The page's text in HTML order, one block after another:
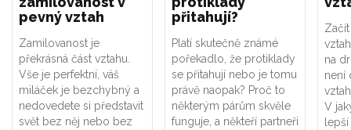
pevný vztah
Zamilovanost je
překrásná část vztahu.
Vše je perfektní, váš
miláček je bezchybný a
nedovedete si představit
svět bez něj nebo bez
přitahují?
Platí skutečně známé
pořekadlo, že protiklady
se přitahují nebo je tomu
právě naopak? Proč to
některým párům skvěle
funguje, a někteří partneři
na
není
V
lepší